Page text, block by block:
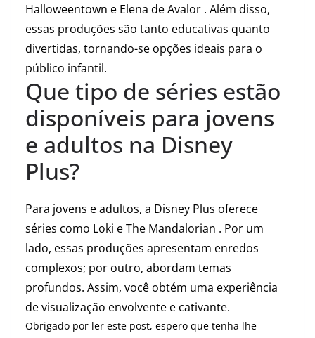
Halloweentown e Elena de Avalor . Além disso,
essas produções são tanto educativas quanto
divertidas, tornando-se opções ideais para o
público infantil.
Que tipo de séries estão
disponíveis para jovens
e adultos na Disney
Plus?
Para jovens e adultos, a Disney Plus oferece
séries como Loki e The Mandalorian . Por um
lado, essas produções apresentam enredos
complexos; por outro, abordam temas
profundos. Assim, você obtém uma experiência
de visualização envolvente e cativante.
Obrigado por ler este post, espero que tenha lhe